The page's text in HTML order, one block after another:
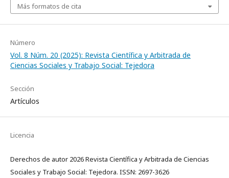
Más formatos de cita
Número
Vol. 8 Núm. 20 (2025): Revista Científica y Arbitrada de
Ciencias Sociales y Trabajo Social: Tejedora
Sección
Artículos
Licencia
Derechos de autor 2026 Revista Científica y Arbitrada de Ciencias
Sociales y Trabajo Social: Tejedora. ISSN: 2697-3626